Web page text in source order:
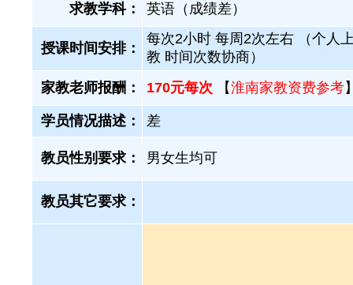
求教学科： 英语（成绩差）
授课时间安排：
每次2小时 每周2次左右 （个人
教 时间次数协商）
家教老师报酬：
170元每次 【淮南家教资费参考
学员情况描述： 差
教员性别要求： 男女生均可
教员其它要求：